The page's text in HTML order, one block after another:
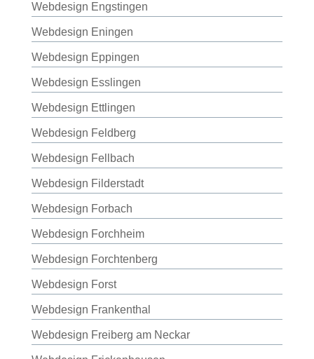
Webdesign Engstingen
Webdesign Eningen
Webdesign Eppingen
Webdesign Esslingen
Webdesign Ettlingen
Webdesign Feldberg
Webdesign Fellbach
Webdesign Filderstadt
Webdesign Forbach
Webdesign Forchheim
Webdesign Forchtenberg
Webdesign Forst
Webdesign Frankenthal
Webdesign Freiberg am Neckar